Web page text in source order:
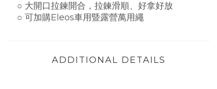
○ 大開口拉鍊開合，拉鍊滑順、好拿好放
○ 可加購Eleos車用暨露營萬用繩
ADDITIONAL DETAILS